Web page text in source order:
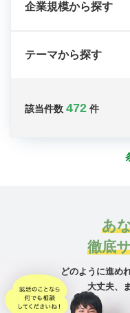
企業規模から探す
テーマから探す
該当件数 472 件
あ
徹底
どのように進め
大丈夫、